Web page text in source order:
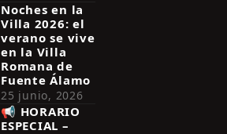
Noches en la
Villa 2026: el
verano se vive
en la Villa
Romana de
Fuente Álamo
25 junio, 2026
📢 HORARIO
ESPECIAL –